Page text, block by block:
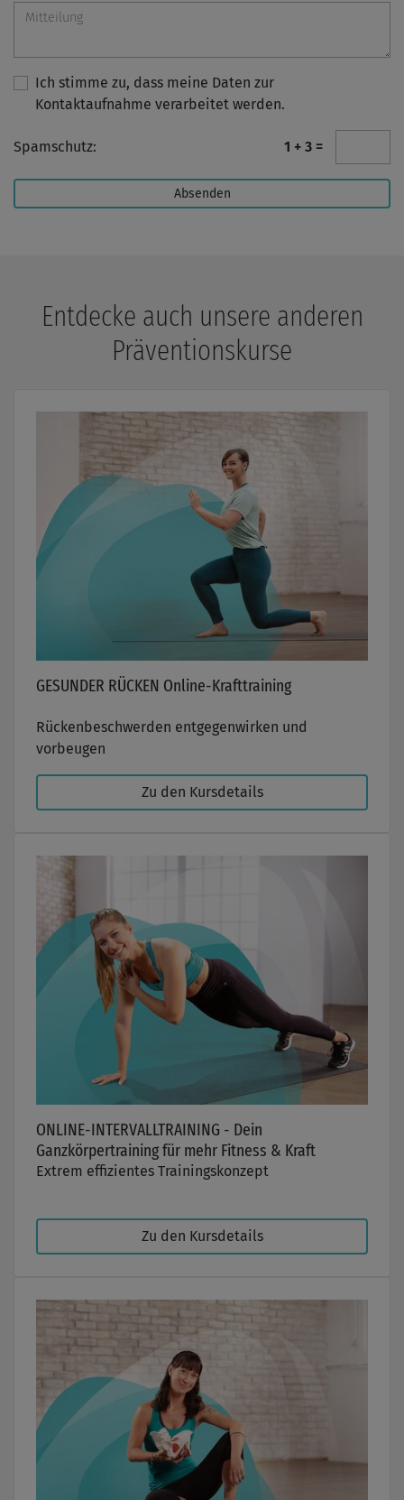
Ich stimme zu, dass meine Daten zur
Kontaktaufnahme verarbeitet werden.
Spamschutz: 1 + 3 =
Entdecke auch unsere anderen
Präventionskurse
GESUNDER RÜCKEN Online-Krafttraining
Rückenbeschwerden entgegenwirken und
vorbeugen
Zu den Kursdetails
ONLINE-INTERVALLTRAINING - Dein
Ganzkörpertraining für mehr Fitness & Kraft
Extrem effizientes Trainingskonzept
Zu den Kursdetails